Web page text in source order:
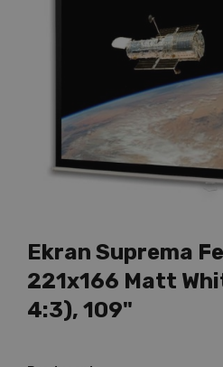
Ekran Suprema
221x166 Matt
4:3), 109"